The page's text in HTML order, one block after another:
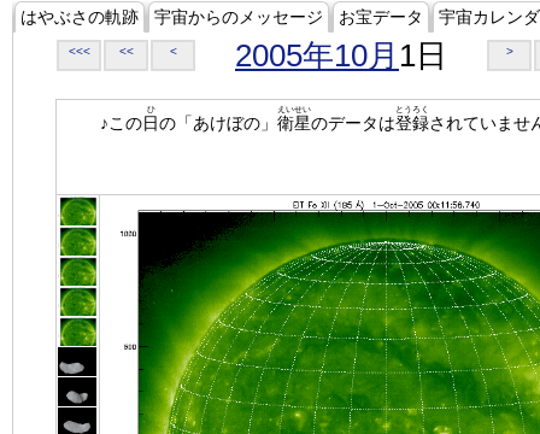
はやぶさの軌跡 宇宙からのメッセージ お宝データ 宇宙カレン
<<< << < 2005年10月 1日 >
♪この日
ひ
の「あけぼの」 衛星
えいせい
のデータは登録
とうろく
されていませ